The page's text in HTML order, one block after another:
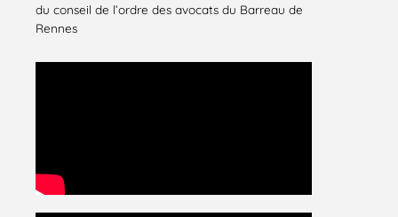
du conseil de l’ordre des avocats du Barreau de
Rennes